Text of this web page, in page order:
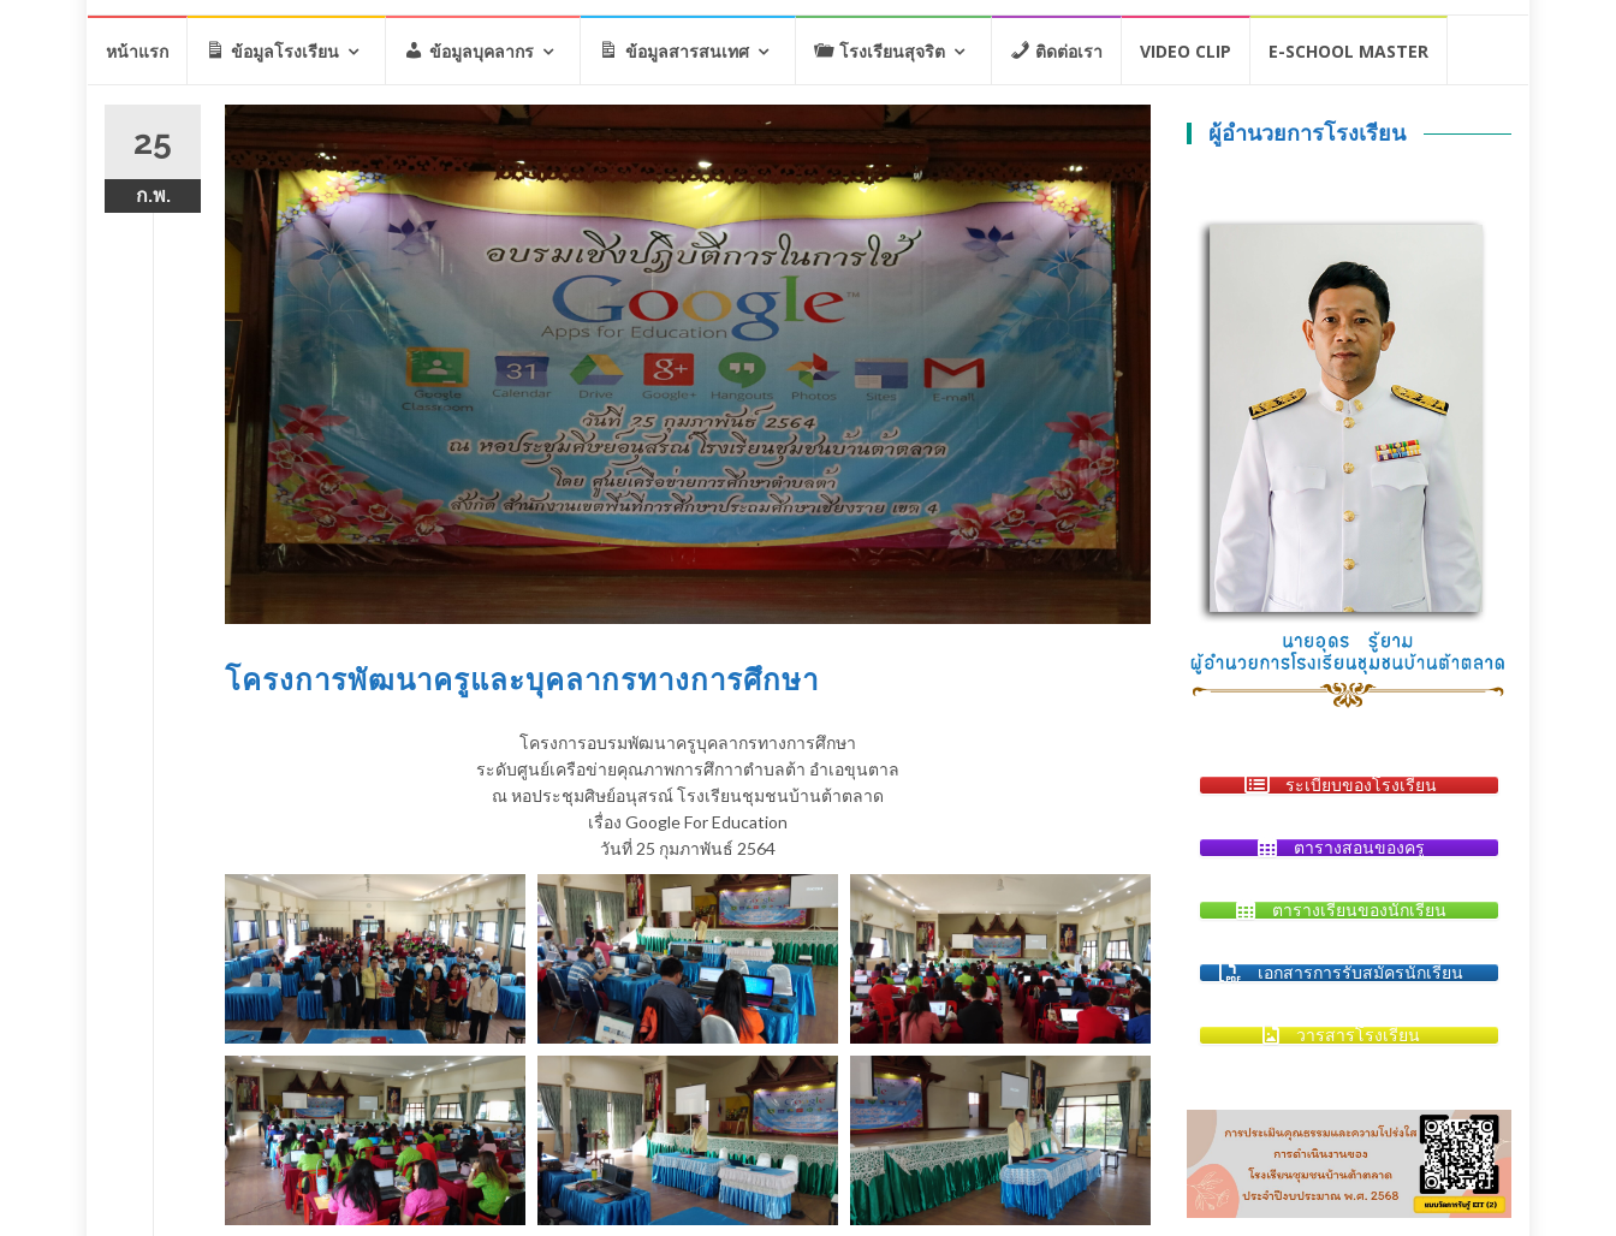
หน้าแรก ข้อมูลโรงเรียน ข้อมูลบุคลากร ข้อมูลสารสนเทศ โรงเรียนสุจริต ติดต่อเรา VIDEO CLIP E-SCHOOL MASTER
25
ก.พ.
โครงการพัฒนาครูและบุคลากรทางการศึกษา
โครงการอบรมพัฒนาครูบุคลากรทางการศึกษา
ระดับศูนย์เครือข่ายคุณภาพการศึกาาตำบลต้า อำเอขุนตาล
ณ หอประชุมศิษย์อนุสรณ์ โรงเรียนชุมชนบ้านต้าตลาด
เรื่อง Google For Education
วันที่ 25 กุมภาพันธ์ 2564
ผู้อำนวยการโรงเรียน
ระเบียบของโรงเรียน
ตารางสอนของครู
ตารางเรียนของนักเรียน
เอกสารการรับสมัครนักเรียน
วารสารโรงเรียน